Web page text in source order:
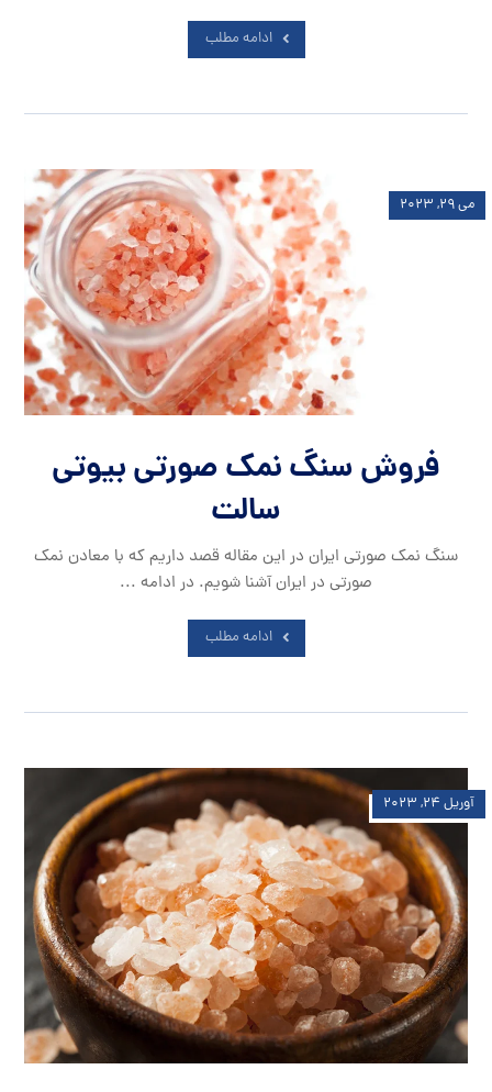
ادامه مطلب
فروش سنگ نمک صورتی بیوتی
سالت
می ۲۹, ۲۰۲۳
سنگ نمک صورتی ایران در این مقاله قصد داریم که با معادن نمک
صورتی در ایران آشنا شویم. در ادامه ...
ادامه مطلب
آوریل ۲۴, ۲۰۲۳